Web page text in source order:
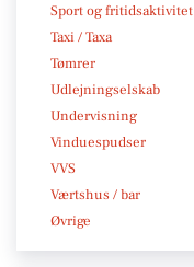
Sport og fritidsaktivitet
Taxi / Taxa
Tømrer
Udlejningselskab
Undervisning
Vinduespudser
VVS
Værtshus / bar
Øvrige